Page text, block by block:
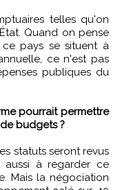
telles qu'on
Quand on pense
pays se situent à
ce n'est pas
publiques du
pourrait permettre
budgets ?
statuts seront revus
à regarder ce
Mais la négociation